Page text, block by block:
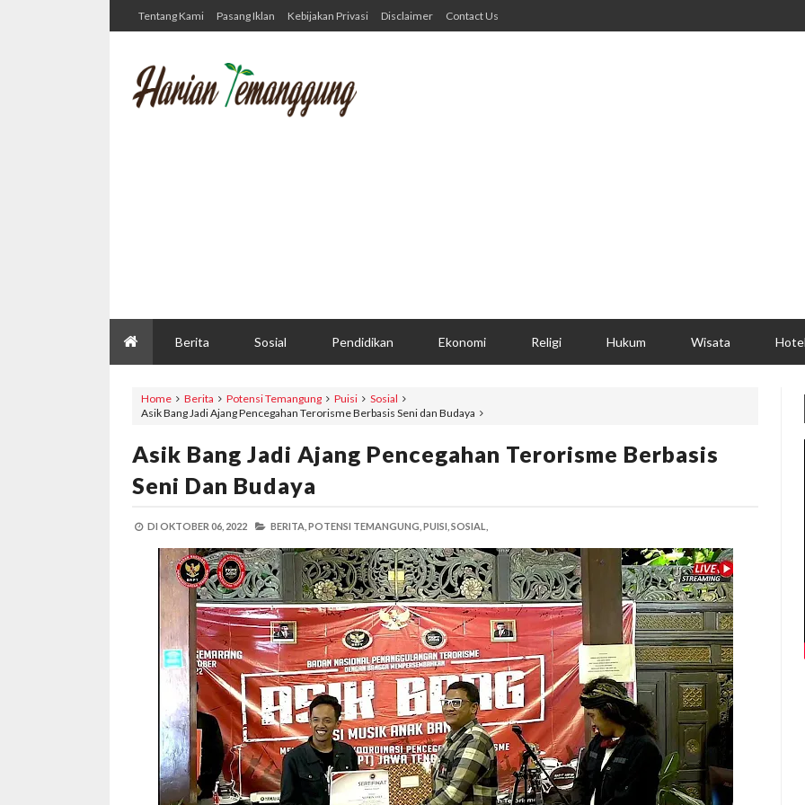
Tentang Kami Pasang Iklan Kebijakan Privasi Disclaimer Contact Us
Berita Sosial Pendidikan Ekonomi Religi Hukum Wisata Hotel
Home Berita Potensi Temangung Puisi
Sosial
Asik Bang Jadi Ajang Pencegahan Terorisme Berbasis Seni dan Budaya
Asik Bang Jadi Ajang Pencegahan Terorisme Berbasis
Seni Dan Budaya
DI OKTOBER 06, 2022 BERITA, POTENSI TEMANGUNG, PUISI, SOSIAL,